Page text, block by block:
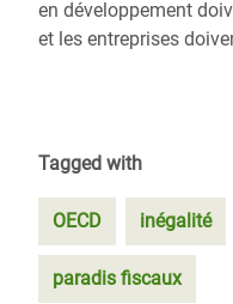
en développement
et les entreprises
Tagged with
OECD inégalité
paradis fiscaux